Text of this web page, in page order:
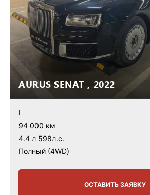
AURUS SENAT , 2022
I
94 000 км
4.4 л 598л.с.
Полный (4WD)
ОСТАВИТЬ ЗАЯВКУ